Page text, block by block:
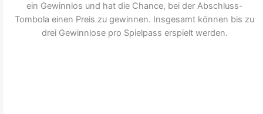
ein Gewinnlos und hat die Chance, bei der Abschluss-
Tombola einen Preis zu gewinnen. Insgesamt können bis zu
drei Gewinnlose pro Spielpass erspielt werden.